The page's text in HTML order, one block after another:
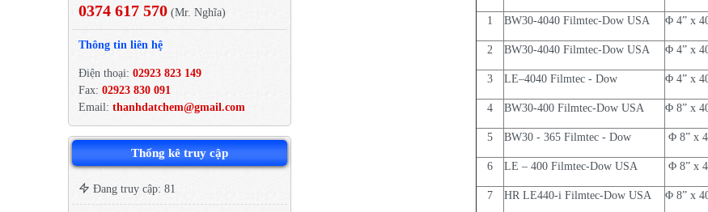
0374 617 570 (Mr. Nghĩa)
Thông tin liên hệ
Điện thoại: 02923 823 149
Fax: 02923 830 091
Email: thanhdatchem@gmail.com
Thống kê truy cập
Đang truy cập: 81
1 BW30-4040 Filmtec-Dow USA Φ 4” x
2 BW30-4040 Filmtec-Dow USA Φ 4” x
3 LE–4040 Filmtec - Dow Φ 4” x
4 BW30-400 Filmtec-Dow USA Φ 8” x
5 BW30 - 365 Filmtec - Dow Φ 8” x
6 LE – 400 Filmtec-Dow USA Φ 8” x
7 HR LE440-i Filmtec-Dow USA Φ 8” x